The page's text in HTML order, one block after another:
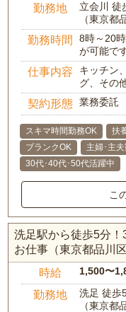
勤務地
立会川 徒
（東京都
勤務時間
8時～20
が可能で
仕事内容
キッチン
グ、その
契約形態 業務委託
スキマ時間勤務OK 扶
ブランクOK
主婦･主
30代･40代･50代活躍中
こ
洗足駅から徒歩5分
お仕事（東京都品川区
時給 1,500〜
勤務地
洗足 徒歩
（東京都